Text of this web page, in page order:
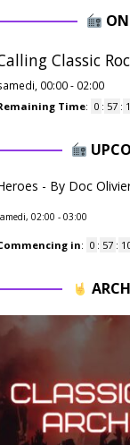
Classic
00:00 - 02:00
Time: 0 : 57 :
- By Doc
02:00 - 03:00
in: 0 : 57 :